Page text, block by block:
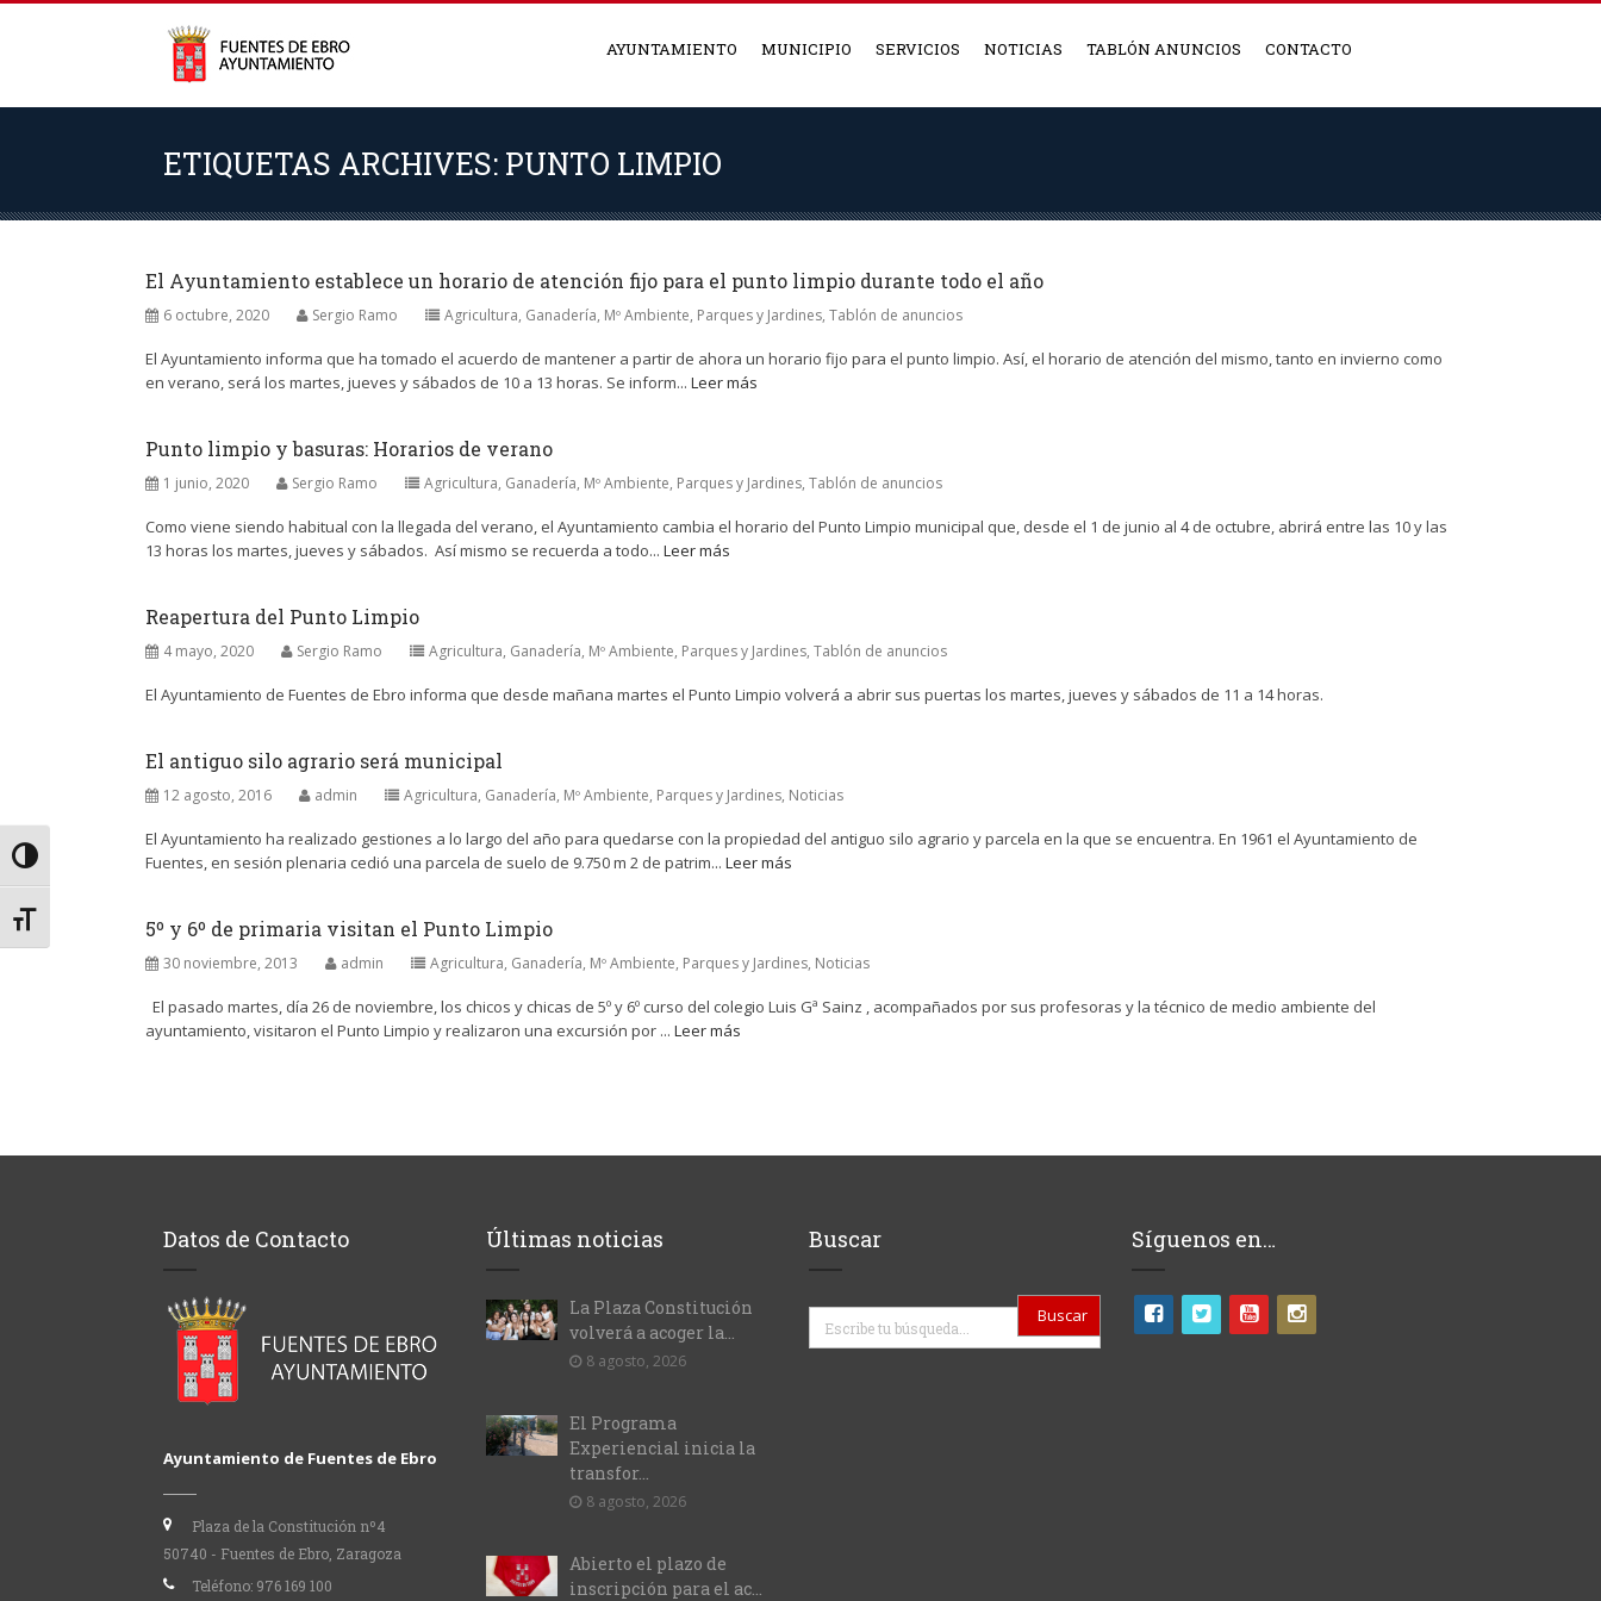
Alternar alto contraste
Alternar tamaño de letra
AYUNTAMIENTO MUNICIPIO SERVICIOS NOTICIAS TABLÓN ANUNCIOS CONTACTO
ETIQUETAS ARCHIVES: PUNTO LIMPIO
El Ayuntamiento establece un horario de atención fijo para el punto limpio durante todo el año
6 octubre, 2020 Sergio Ramo Agricultura, Ganadería, Mº Ambiente, Parques y Jardines, Tablón de anuncios
El Ayuntamiento informa que ha tomado el acuerdo de mantener a partir de ahora un horario fijo para el punto limpio. Así, el horario de atención del mismo, tanto en invierno como
en verano, será los martes, jueves y sábados de 10 a 13 horas. Se inform... Leer más
Punto limpio y basuras: Horarios de verano
1 junio, 2020 Sergio Ramo Agricultura, Ganadería, Mº Ambiente, Parques y Jardines, Tablón de anuncios
Como viene siendo habitual con la llegada del verano, el Ayuntamiento cambia el horario del Punto Limpio municipal que, desde el 1 de junio al 4 de octubre, abrirá entre las 10 y las
13 horas los martes, jueves y sábados. Así mismo se recuerda a todo... Leer más
Reapertura del Punto Limpio
4 mayo, 2020 Sergio Ramo Agricultura, Ganadería, Mº Ambiente, Parques y Jardines, Tablón de anuncios
El Ayuntamiento de Fuentes de Ebro informa que desde mañana martes el Punto Limpio volverá a abrir sus puertas los martes, jueves y sábados de 11 a 14 horas.
El antiguo silo agrario será municipal
12 agosto, 2016 admin Agricultura, Ganadería, Mº Ambiente, Parques y Jardines, Noticias
El Ayuntamiento ha realizado gestiones a lo largo del año para quedarse con la propiedad del antiguo silo agrario y parcela en la que se encuentra. En 1961 el Ayuntamiento de
Fuentes, en sesión plenaria cedió una parcela de suelo de 9.750 m 2 de patrim... Leer más
5º y 6º de primaria visitan el Punto Limpio
30 noviembre, 2013 admin Agricultura, Ganadería, Mº Ambiente, Parques y Jardines, Noticias
El pasado martes, día 26 de noviembre, los chicos y chicas de 5º y 6º curso del colegio Luis Gª Sainz , acompañados por sus profesoras y la técnico de medio ambiente del
ayuntamiento, visitaron el Punto Limpio y realizaron una excursión por ... Leer más
Datos de Contacto
Ayuntamiento de Fuentes de Ebro
Plaza de la Constitución nº4
50740 - Fuentes de Ebro, Zaragoza
Teléfono: 976 169 100
Últimas noticias
La Plaza Constitución
volverá a acoger la...
8 agosto, 2026
El Programa
Experiencial inicia la
transfor...
8 agosto, 2026
Abierto el plazo de
inscripción para el ac...
Buscar
Buscar
Síguenos en…